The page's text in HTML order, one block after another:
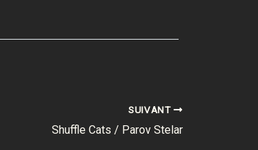
SUIVANT
Shuffle Cats / Parov Stelar